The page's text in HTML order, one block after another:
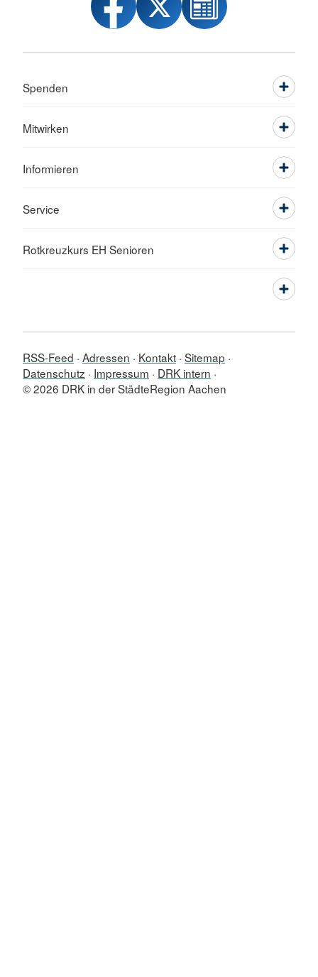
Spenden
Mitwirken
Informieren
Service
Rotkreuzkurs EH Senioren
RSS-Feed Adressen Kontakt Sitemap
Datenschutz
Impressum
DRK intern
© 2026 DRK in der StädteRegion Aachen